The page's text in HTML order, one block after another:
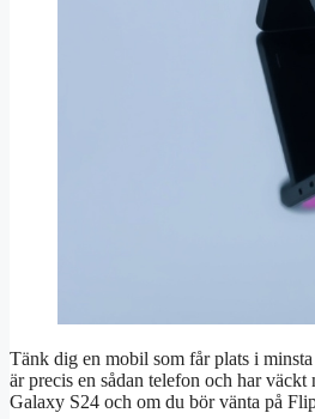
Tänk dig en mobil som får plats i
är precis en sådan telefon och har
Galaxy S24 och om du bör vänta på